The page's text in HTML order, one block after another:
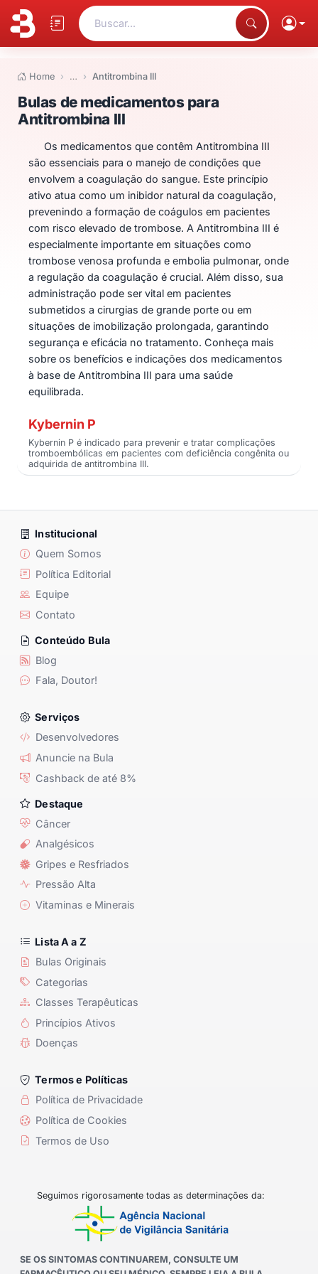
Buscar...
Home … Antitrombina III
Bulas de medicamentos para
Bulas de medicamentos para
Antitrombina III
Os medicamentos que contêm Antitrombina III
são essenciais para o manejo de condições que
envolvem a coagulação do sangue. Este princípio
ativo atua como um inibidor natural da coagulação,
prevenindo a formação de coágulos em pacientes
com risco elevado de trombose. A Antitrombina III é
especialmente importante em situações como
trombose venosa profunda e embolia pulmonar, onde
a regulação da coagulação é crucial. Além disso, sua
administração pode ser vital em pacientes
submetidos a cirurgias de grande porte ou em
situações de imobilização prolongada, garantindo
segurança e eficácia no tratamento. Conheça mais
sobre os benefícios e indicações dos medicamentos
à base de Antitrombina III para uma saúde
equilibrada.
Kybernin P
Kybernin P é indicado para prevenir e tratar complicações
tromboembólicas em pacientes com deficiência congênita ou
adquirida de antitrombina III.
Institucional
Quem Somos
Política Editorial
Equipe
Contato
Conteúdo Bula
Blog
Fala, Doutor!
Serviços
Desenvolvedores
Anuncie na Bula
Cashback de até 8%
Destaque
Câncer
Analgésicos
Gripes e Resfriados
Pressão Alta
Vitaminas e Minerais
Lista A a Z
Bulas Originais
Categorias
Classes Terapêuticas
Princípios Ativos
Doenças
Termos e Políticas
Política de Privacidade
Política de Cookies
Termos de Uso
Seguimos rigorosamente todas as determinações da:
SE OS SINTOMAS CONTINUAREM, CONSULTE UM